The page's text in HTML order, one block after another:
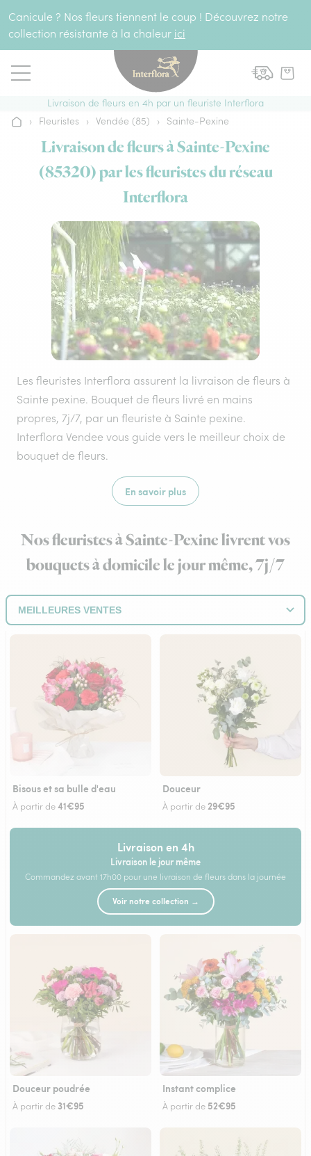
Canicule ? Nos fleurs tiennent le coup ! Découvrez notre
collection résistante à la chaleur ici
Livraison de fleurs en 4h par un fleuriste Interflora
Accueil
› Fleuristes › Vendée (85) › Sainte-Pexine
Livraison de fleurs à Sainte-Pexine
(85320) par les fleuristes du réseau
Interflora
Les fleuristes Interflora assurent la livraison de fleurs à
Sainte pexine. Bouquet de fleurs livré en mains
propres, 7j/7, par un fleuriste à Sainte pexine.
Interflora Vendee vous guide vers le meilleur choix de
bouquet de fleurs.
En savoir plus
Nos fleuristes à Sainte-Pexine livrent vos
bouquets à domicile le jour même, 7j/7
Bisous et sa bulle d'eau
À partir de41€95
Douceur
À partir de29€95
Livraison en 4h
Livraison le jour même
Commandez avant 17h00 pour une livraison de fleurs dans la journée
Voir notre collection →
Douceur poudrée
À partir de 31€95
Instant complice
À partir de 52€95